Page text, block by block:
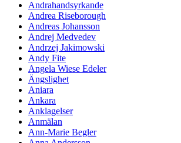
Andrahandsyrkande
Andrea Riseborough
Andreas Johansson
Andrej Medvedev
Andrzej Jakimowski
Andy Fite
Angela Wiese Edeler
Ängslighet
Aniara
Ankara
Anklagelser
Anmälan
Ann-Marie Begler